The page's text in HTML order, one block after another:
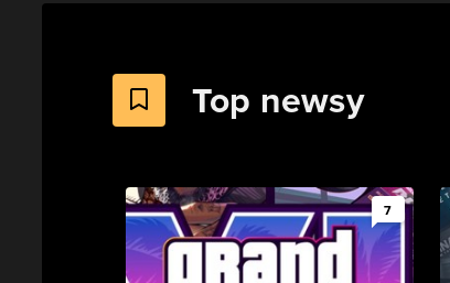
Top newsy
7